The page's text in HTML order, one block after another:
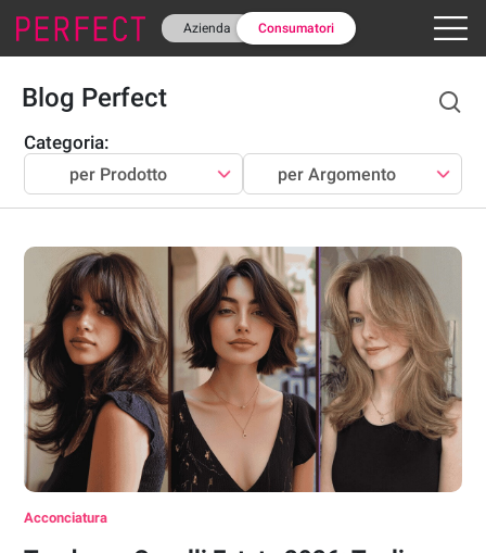
Azienda Consumatori
Blog Perfect
Categoria:
per Prodotto per Argomento
Acconciatura